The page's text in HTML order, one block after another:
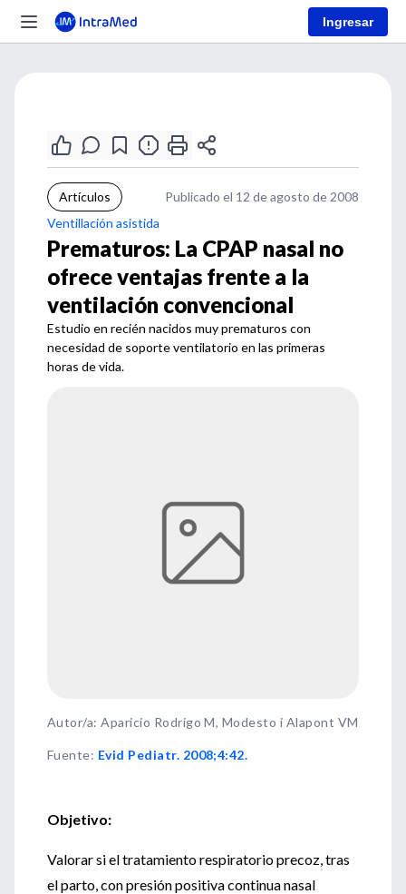
Ingresar
Artículos
Publicado el 12 de agosto de 2008
Ventillación asistida
Prematuros: La CPAP nasal no
ofrece ventajas frente a la
ventilación convencional
Estudio en recién nacidos muy prematuros con
necesidad de soporte ventilatorio en las primeras
horas de vida.
Autor/a: Aparicio Rodrigo M, Modesto i Alapont VM
Fuente: Evid Pediatr. 2008;4:42.
Objetivo:
Valorar si el tratamiento respiratorio precoz, tras
el parto, con presión positiva continua nasal